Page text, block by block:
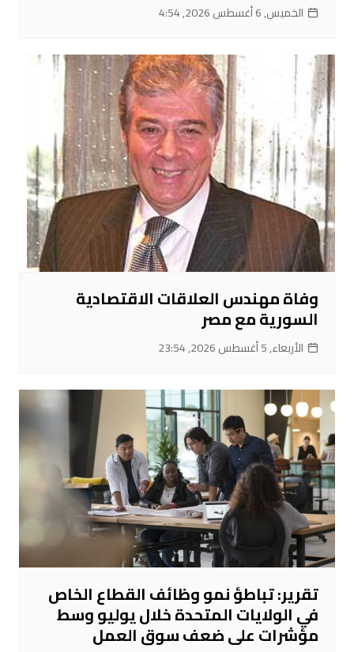
الخميس, 6 أغسطس 2026, 4:54
وفاة مهندس العلاقات الاقتصادية
السورية مع مصر
الأربعاء, 5 أغسطس 2026, 23:54
تقرير: تباطؤ نمو وظائف القطاع الخاص
في الولايات المتحدة خلال يوليو وسط
مؤشرات على ضعف سوق العمل